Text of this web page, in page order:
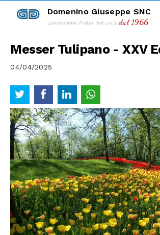
Domenino Giuseppe SNC
Lavorazione Pietra Naturaledal 1966
Messer Tulipano - XXV
04/04/2025